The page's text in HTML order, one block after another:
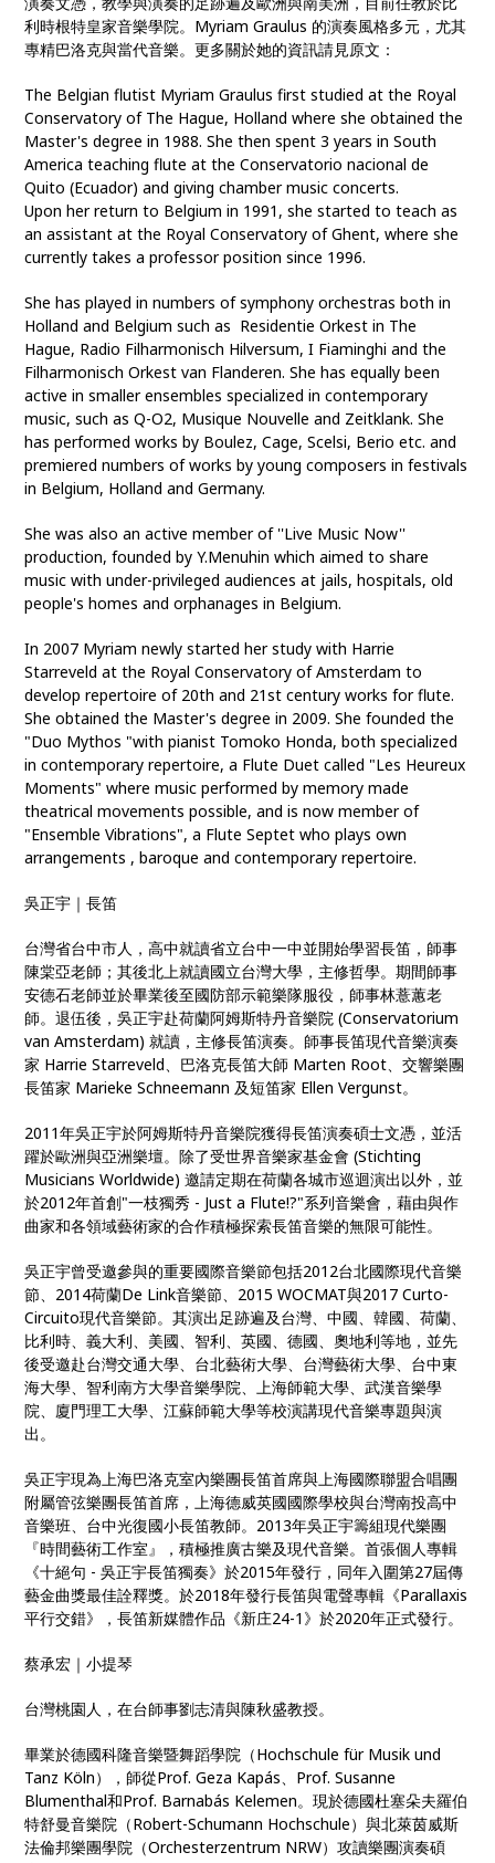
利時根特皇家音樂學院。Myriam Graulus 的演奏風格多元，尤其
專精巴洛克與當代音樂。更多關於她的資訊請見原文：
The Belgian flutist Myriam Graulus first studied at the Royal
Conservatory of The Hague, Holland where she obtained the
Master's degree in 1988. She then spent 3 years in South
America teaching flute at the Conservatorio nacional de
Quito (Ecuador) and giving chamber music concerts.
Upon her return to Belgium in 1991, she started to teach as
an assistant at the Royal Conservatory of Ghent, where she
currently takes a professor position since 1996.
She has played in numbers of symphony orchestras both in
Holland and Belgium such as Residentie Orkest in The
Hague, Radio Filharmonisch Hilversum, I Fiaminghi and the
Filharmonisch Orkest van Flanderen. She has equally been
active in smaller ensembles specialized in contemporary
music, such as Q-O2, Musique Nouvelle and Zeitklank. She
has performed works by Boulez, Cage, Scelsi, Berio etc. and
premiered numbers of works by young composers in festivals
in Belgium, Holland and Germany.
She was also an active member of ''Live Music Now''
production, founded by Y.Menuhin which aimed to share
music with under-privileged audiences at jails, hospitals, old
people's homes and orphanages in Belgium.
In 2007 Myriam newly started her study with Harrie
Starreveld at the Royal Conservatory of Amsterdam to
develop repertoire of 20th and 21st century works for flute.
She obtained the Master's degree in 2009. She founded the
"Duo Mythos "with pianist Tomoko Honda, both specialized
in contemporary repertoire, a Flute Duet called "Les Heureux
Moments" where music performed by memory made
theatrical movements possible, and is now member of
"Ensemble Vibrations", a Flute Septet who plays own
arrangements , baroque and contemporary repertoire.
吳正宇｜長笛
台灣省台中市人，高中就讀省立台中一中並開始學習長笛，師事
陳棠亞老師；其後北上就讀國立台灣大學，主修哲學。期間師事
安德石老師並於畢業後至國防部示範樂隊服役，師事林薏蕙老
師。退伍後，吳正宇赴荷蘭阿姆斯特丹音樂院 (Conservatorium
van Amsterdam) 就讀，主修長笛演奏。師事長笛現代音樂演奏
家 Harrie Starreveld、巴洛克長笛大師 Marten Root、交響樂團
長笛家 Marieke Schneemann 及短笛家 Ellen Vergunst。
2011年吳正宇於阿姆斯特丹音樂院獲得長笛演奏碩士文憑，並活
躍於歐洲與亞洲樂壇。除了受世界音樂家基金會 (Stichting
Musicians Worldwide) 邀請定期在荷蘭各城市巡迴演出以外，並
於2012年首創"一枝獨秀 - Just a Flute!?"系列音樂會，藉由與作
曲家和各領域藝術家的合作積極探索長笛音樂的無限可能性。
吳正宇曾受邀參與的重要國際音樂節包括2012台北國際現代音樂
節、2014荷蘭De Link音樂節、2015 WOCMAT與2017 Curto-
Circuito現代音樂節。其演出足跡遍及台灣、中國、韓國、荷蘭、
比利時、義大利、美國、智利、英國、德國、奧地利等地，並先
後受邀赴台灣交通大學、台北藝術大學、台灣藝術大學、台中東
海大學、智利南方大學音樂學院、上海師範大學、武漢音樂學
院、廈門理工大學、江蘇師範大學等校演講現代音樂專題與演
出。
吳正宇現為上海巴洛克室內樂團長笛首席與上海國際聯盟合唱團
附屬管弦樂團長笛首席，上海德威英國國際學校與台灣南投高中
音樂班、台中光復國小長笛教師。2013年吳正宇籌組現代樂團
『時間藝術工作室』，積極推廣古樂及現代音樂。首張個人專輯
《十絕句 - 吳正宇長笛獨奏》於2015年發行，同年入圍第27屆傳
藝金曲獎最佳詮釋獎。於2018年發行長笛與電聲專輯《Parallaxis
平行交錯》，長笛新媒體作品《新庄24-1》於2020年正式發行。
蔡承宏｜小提琴
台灣桃園人，在台師事劉志清與陳秋盛教授。
畢業於德國科隆音樂暨舞蹈學院（Hochschule für Musik und
Tanz Köln），師從Prof. Geza Kapás、Prof. Susanne
Blumenthal和Prof. Barnabás Kelemen。現於德國杜塞朵夫羅伯
特舒曼音樂院（Robert-Schumann Hochschule）與北萊茵威斯
法倫邦樂團學院（Orchesterzentrum NRW）攻讀樂團演奏碩